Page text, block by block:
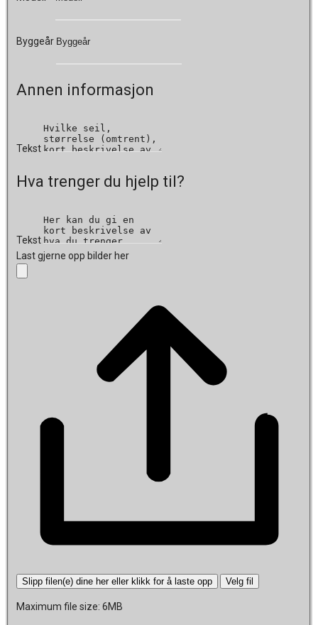
Byggeår
Annen informasjon
Tekst
Hva trenger du hjelp til?
Tekst
Last gjerne opp bilder her
Slipp filen(e) dine her eller klikk for å laste opp Velg fil
Maximum file size: 6MB